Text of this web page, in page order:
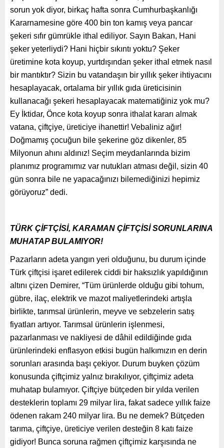
sorun yok diyor, birkaç hafta sonra Cumhurbaşkanlığı
Kararnamesine göre 400 bin ton kamış veya pancar
şekeri sıfır gümrükle ithal ediliyor. Sayın Bakan, Hani
şeker yeterliydi? Hani hiçbir sıkıntı yoktu? Şeker
üretimine kota koyup, yurtdışından şeker ithal etmek nasıl
bir mantıktır? Sizin bu vatandaşın bir yıllık şeker ihtiyacını
hesaplayacak, ortalama bir yıllık gıda üreticisinin
kullanacağı şekeri hesaplayacak matematiğiniz yok mu?
Ey İktidar, Önce kota koyup sonra ithalat kararı almak
vatana, çiftçiye, üreticiye ihanettir! Vebaliniz ağır!
Doğmamış çocuğun bile şekerine göz dikenler, 85
Milyonun ahını aldınız! Seçim meydanlarında bizim
planımız programımız var nutukları atması değil, sizin 40
gün sonra bile ne yapacağınızı bilemediğinizi hepimiz
görüyoruz” dedi.
TÜRK ÇİFTÇİSİ, KARAMAN ÇİFTÇİSİ SORUNLARINA
MUHATAP BULAMIYOR!
Pazarların adeta yangın yeri olduğunu, bu durum içinde
Türk çiftçisi işaret edilerek ciddi bir haksızlık yapıldığının
altını çizen Demirer, “Tüm ürünlerde olduğu gibi tohum,
gübre, ilaç, elektrik ve mazot maliyetlerindeki artışla
birlikte, tarımsal ürünlerin, meyve ve sebzelerin satış
fiyatları artıyor. Tarımsal ürünlerin işlenmesi,
pazarlanması ve nakliyesi de dâhil edildiğinde gıda
ürünlerindeki enflasyon etkisi bugün halkımızın en derin
sorunları arasında başı çekiyor. Durum buyken çözüm
konusunda çiftçimiz yalnız bırakılıyor, çiftçimiz adeta
muhatap bulamıyor. Çiftçiye bütçeden bir yılda verilen
desteklerin toplamı 29 milyar lira, fakat sadece yıllık faize
ödenen rakam 240 milyar lira. Bu ne demek? Bütçeden
tarıma, çiftçiye, üreticiye verilen desteğin 8 katı faize
gidiyor! Bunca soruna rağmen çiftçimiz karşısında ne